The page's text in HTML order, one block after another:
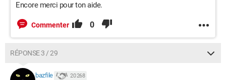
Encore merci pour ton aide.
Commenter 0
RÉPONSE 3 / 29
bazfile 20 268